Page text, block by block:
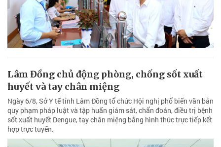
Lâm Đồng chủ động phòng, chống sốt xuất
huyết và tay chân miệng
Ngày 6/8, Sở Y tế tỉnh Lâm Đồng tổ chức Hội nghị phổ biến văn bản
quy phạm pháp luật và tập huấn giám sát, chẩn đoán, điều trị bệnh
sốt xuất huyết Dengue, tay chân miệng bằng hình thức trực tiếp kết
hợp trực tuyến.